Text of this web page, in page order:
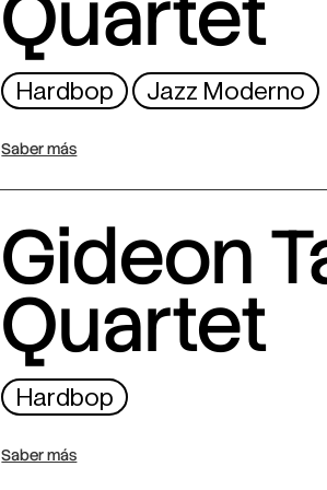
Hardbop Jazz Moderno
Saber más
Gideon
Quartet
Hardbop
Saber más